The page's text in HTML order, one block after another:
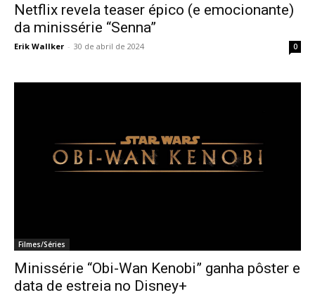
Netflix revela teaser épico (e emocionante)
da minissérie “Senna”
Erik Wallker - 30 de abril de 2024 0
Filmes/Séries
Minissérie “Obi-Wan Kenobi” ganha pôster e
data de estreia no Disney+